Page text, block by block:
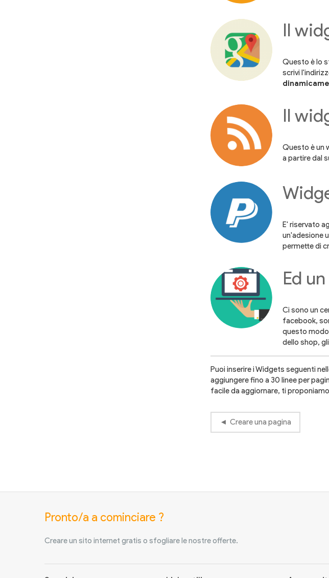
Il
Questo è lo
scrivi
Il
Questo è un
a partire dal
E' riservato
un'adesione
permette di
Ed
Ci sono un
facebook,
questo
dello shop,
Puoi inserire i Widgets seguenti
aggiungere fino a 30 linee per
facile da aggiornare, ti
Creare una pagina
Pronto/a a cominciare ?
Creare un sito internet gratis o sfogliare le nostre offerte.